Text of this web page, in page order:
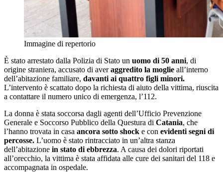
Immagine di repertorio
È stato arrestato dalla Polizia di Stato un uomo di 50 anni, di
origine straniera, accusato di averaggredito la moglie all’interno
dell’abitazione familiare, davanti ai quattro figli minori.
L’intervento è scattato dopo la richiesta di aiuto della vittima, riuscita
a contattare il numero unico di emergenza, l’112.
La donna è stata soccorsa dagli agenti dell’Ufficio Prevenzione
Generale e Soccorso Pubblico della Questura di Catania, che
l’hanno trovata in casa ancora sotto shock e con evidenti segni di
percosse. L’uomo è stato rintracciato in un’altra stanza
dell’abitazione in stato di ebbrezza. A causa dei dolori riportati
all’orecchio, la vittima è stata affidata alle cure dei sanitari del 118 e
accompagnata in ospedale.